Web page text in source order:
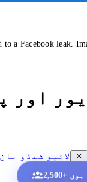
a Facebook leak.
اور
لائیو شیڈو